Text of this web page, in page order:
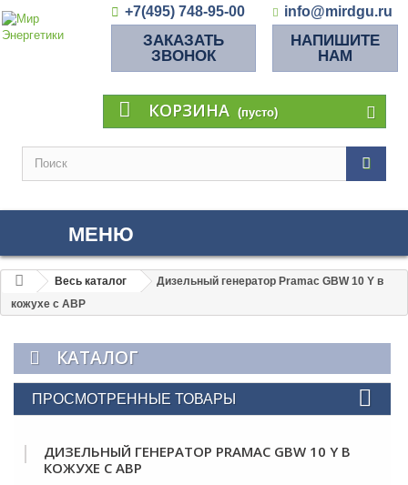
+7(495) 748-95-00 info@mirdgu.ru
ЗАКАЗАТЬ
ЗВОНОК
НАПИШИТЕ
НАМ
КОРЗИНА (пусто)
МЕНЮ
Весь каталог
Дизельный генератор Pramac GBW 10 Y в
кожухе с АВР
КАТАЛОГ
ПРОСМОТРЕННЫЕ ТОВАРЫ
ДИЗЕЛЬНЫЙ ГЕНЕРАТОР PRAMAC GBW 10 Y В
КОЖУХЕ С АВР